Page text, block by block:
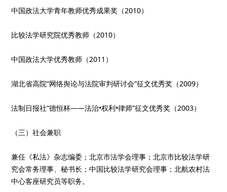
中国政法大学青年教师优秀成果奖（2010）
比较法学研究院优秀教师（2010）
中国政法大学优秀教师（2011）
湖北省高院“网络舆论与法院审判研讨会”征文优秀奖（2009）
法制日报社“德恒杯——法治•权利•律师”征文优秀奖（2003）
（三）社会兼职
兼任《私法》杂志编委；北京市法学会理事；北京市比较法学研
究会常务理事、秘书长；中国比较法学研究会理事；北航农村法
中心客座研究员等职务。